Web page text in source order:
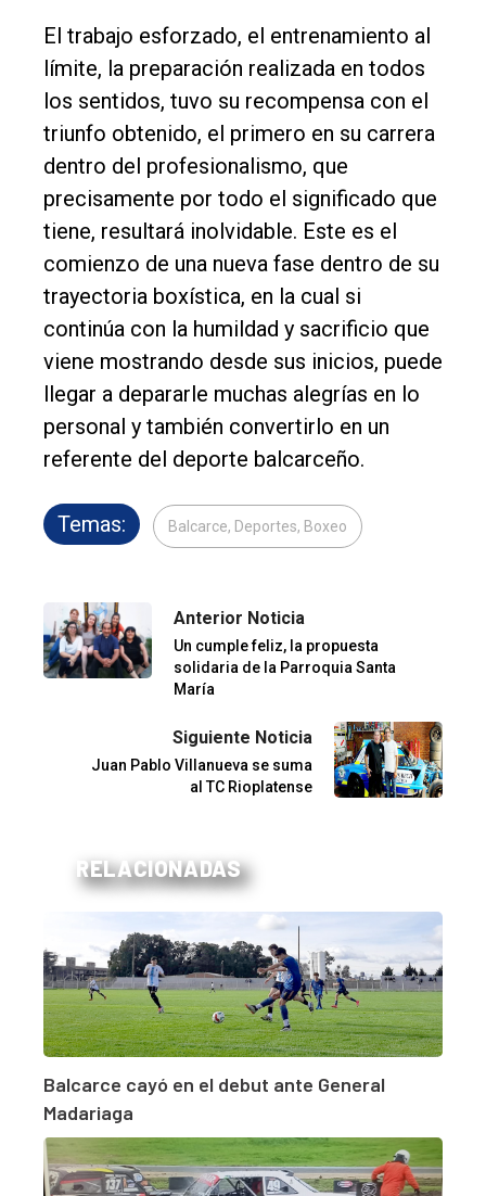
El trabajo esforzado, el entrenamiento al
límite, la preparación realizada en todos
los sentidos, tuvo su recompensa con el
triunfo obtenido, el primero en su carrera
dentro del profesionalismo, que
precisamente por todo el significado que
tiene, resultará inolvidable. Este es el
comienzo de una nueva fase dentro de su
trayectoria boxística, en la cual si
continúa con la humildad y sacrificio que
viene mostrando desde sus inicios, puede
llegar a depararle muchas alegrías en lo
personal y también convertirlo en un
referente del deporte balcarceño.
Temas: Balcarce, Deportes, Boxeo
Anterior Noticia
Un cumple feliz, la propuesta
solidaria de la Parroquia Santa
María
Siguiente Noticia
Juan Pablo Villanueva se suma
al TC Rioplatense
RELACIONADAS
Balcarce cayó en el debut ante General
Madariaga